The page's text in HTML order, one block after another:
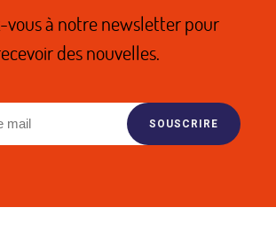
vous à notre newsletter pour
des nouvelles.